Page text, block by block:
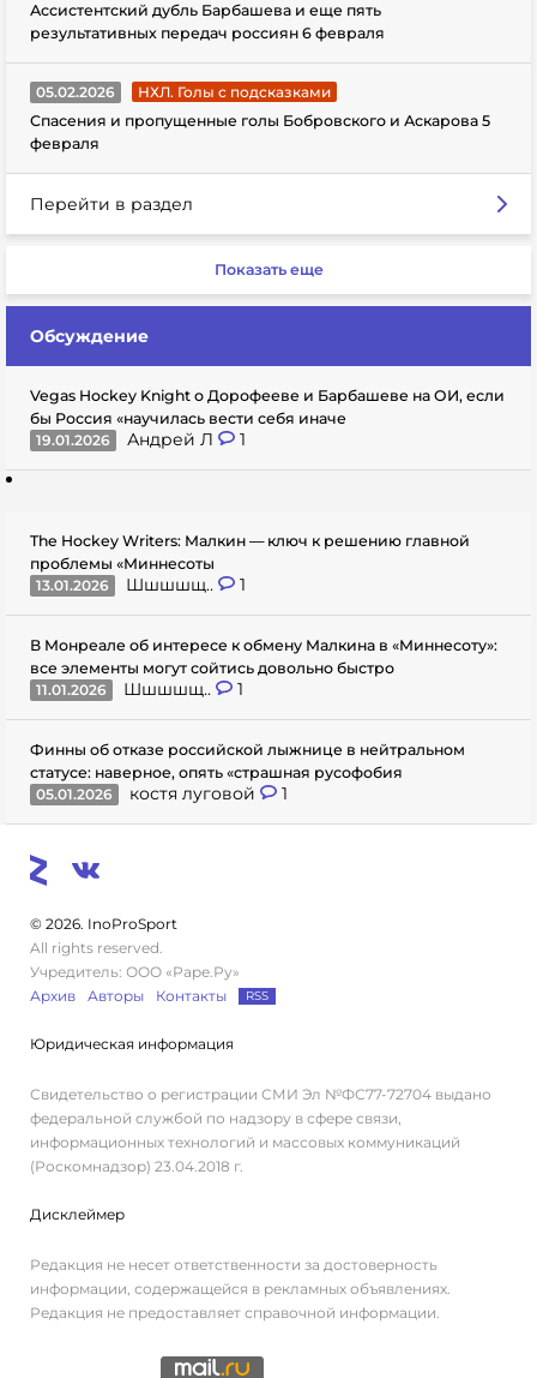
Ассистентский дубль Барбашева и еще пять
результативных передач россиян 6 февраля
05.02.2026
НХЛ. Голы с подсказками
Спасения и пропущенные голы Бобровского и Аскарова 5
февраля
Перейти в раздел
Показать еще
Обсуждение
Vegas Hockey Knight о Дорофееве и Барбашеве на ОИ, если
бы Россия «научилась вести себя иначе
19.01.2026
Андрей Л 1
The Hockey Writers: Малкин — ключ к решению главной
проблемы «Миннесоты
13.01.2026
Шшшшщ.. 1
В Монреале об интересе к обмену Малкина в «Миннесоту»:
все элементы могут сойтись довольно быстро
11.01.2026
Шшшшщ.. 1
Финны об отказе российской лыжнице в нейтральном
статусе: наверное, опять «страшная русофобия
05.01.2026
костя луговой 1
© 2026. InoProSport
All rights reserved.
Учредитель: ООО «Раре.Ру»
Архив
Авторы Контакты RSS
Юридическая информация
Свидетельство о регистрации СМИ Эл №ФС77-72704 выдано
федеральной службой по надзору в сфере связи,
информационных технологий и массовых коммуникаций
(Роскомнадзор) 23.04.2018 г.
Дисклеймер
Редакция не несет ответственности за достоверность
информации, содержащейся в рекламных объявлениях.
Редакция не предоставляет справочной информации.